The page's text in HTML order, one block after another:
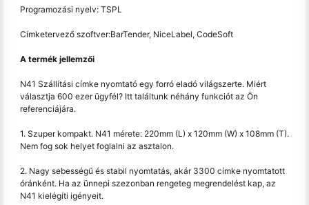
Programozási nyelv: TSPL
Címketervező szoftver:BarTender, NiceLabel, CodeSoft
A termék jellemzői
N41 Szállítási címke nyomtató egy forró eladó világszerte. Miért
választja 600 ezer ügyfél? Itt találtunk néhány funkciót az Ön
referenciájára.
1. Szuper kompakt. N41 mérete: 220mm (L) x 120mm (W) x 108mm (T).
Nem fog sok helyet foglalni az asztalon.
2. Nagy sebességű és stabil nyomtatás, akár 3300 címke nyomtatott
óránként. Ha az ünnepi szezonban rengeteg megrendelést kap, az
N41 kielégíti igényeit.